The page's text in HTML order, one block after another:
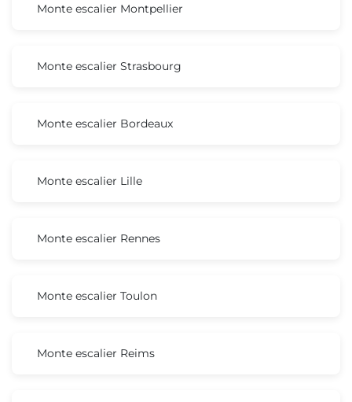
Monte escalier Montpellier
Monte escalier Strasbourg
Monte escalier Bordeaux
Monte escalier Lille
Monte escalier Rennes
Monte escalier Toulon
Monte escalier Reims